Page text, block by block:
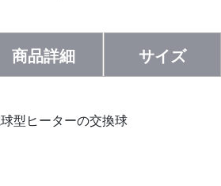
商品詳細 サイズ
型ヒーターの交換球